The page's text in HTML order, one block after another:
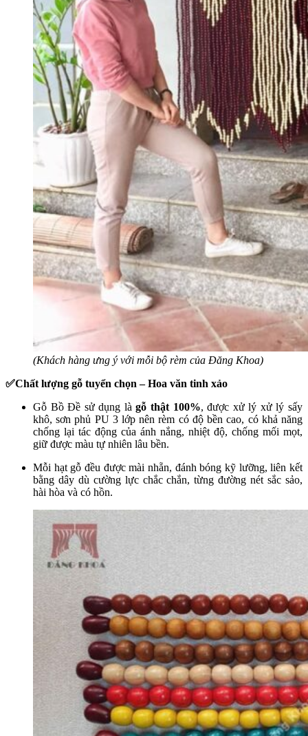
(Khách hàng ưng ý với mỗi bộ rèm của Đăng Khoa)
✅Chất lượng gỗ tuyển chọn – Hoa văn tinh xảo
Gỗ Bồ Đề sử dụng làgỗ thật 100%, được xử lý xử lý sấy
khô, sơn phủ PU 3 lớp nên rèm có độ bền cao, có khả năng
chống lại tác động của ánh nắng, nhiệt độ, chống mối mọt,
giữ được màu tự nhiên lâu bền.
Mỗi hạt gỗ đều được mài nhẵn, đánh bóng kỹ lưỡng, liên kết
bằng dây dù cường lực chắc chắn, từng đường nét sắc sảo,
hài hòa và có hồn.